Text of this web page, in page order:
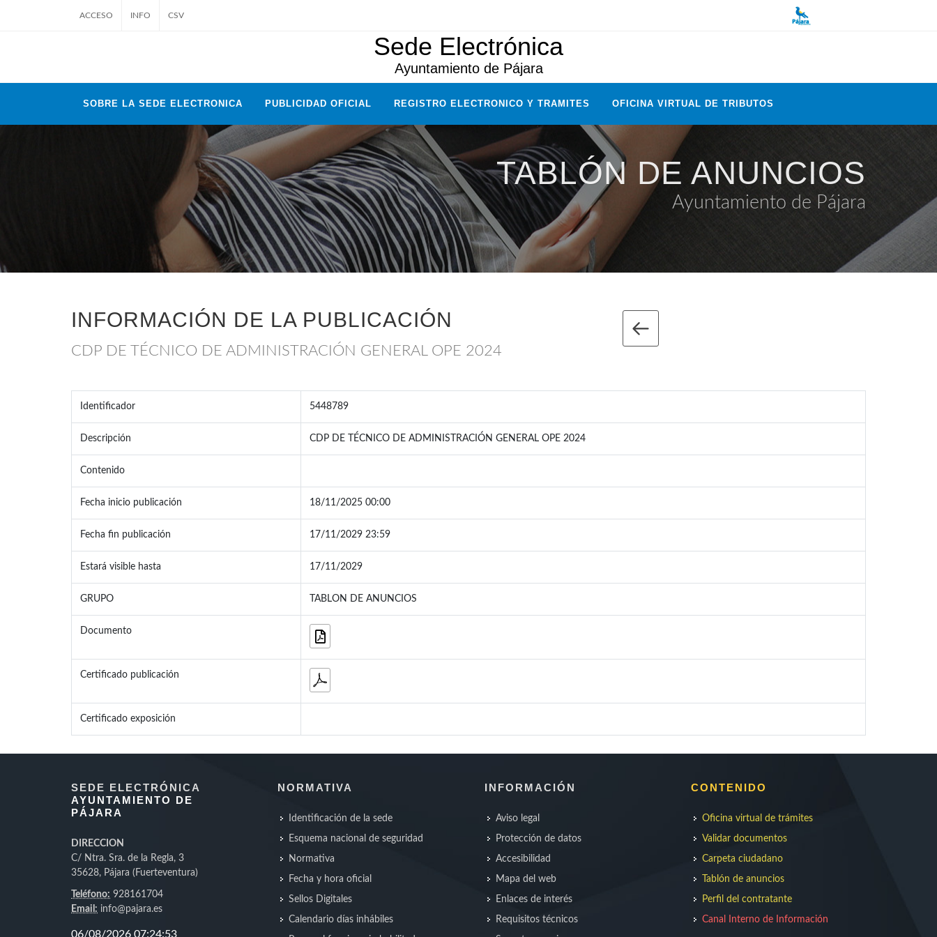
ACCESO INFO CSV
Sede Electrónica
Ayuntamiento de Pájara
SOBRE LA SEDE ELECTRONICA PUBLICIDAD OFICIAL REGISTRO ELECTRONICO Y TRAMITES OFICINA VIRTUAL DE TRIBUTOS
TABLÓN DE ANUNCIOS
Ayuntamiento de Pájara
INFORMACIÓN DE LA PUBLICACIÓN
CDP DE TÉCNICO DE ADMINISTRACIÓN GENERAL OPE 2024
Identificador 5448789
Descripción CDP DE TÉCNICO DE ADMINISTRACIÓN GENERAL OPE 2024
Contenido
Fecha inicio publicación 18/11/2025 00:00
Fecha fin publicación 17/11/2029 23:59
Estará visible hasta 17/11/2029
GRUPO TABLON DE ANUNCIOS
Documento
Certificado publicación
Certificado exposición
SEDE ELECTRÓNICA
AYUNTAMIENTO DE
PÁJARA
DIRECCION
C/ Ntra. Sra. de la Regla, 3
35628, Pájara (Fuerteventura)
Teléfono: 928161704
Email: info@pajara.es
NORMATIVA
Identificación de la sede
Esquema nacional de seguridad
Normativa
Fecha y hora oficial
Sellos Digitales
Calendario días inhábiles
INFORMACIÓN
Aviso legal
Protección de datos
Accesibilidad
Mapa del web
Enlaces de interés
Requisitos técnicos
CONTENIDO
Oficina virtual de trámites
Validar documentos
Carpeta ciudadano
Tablón de anuncios
Perfil del contratante
Canal Interno de Información